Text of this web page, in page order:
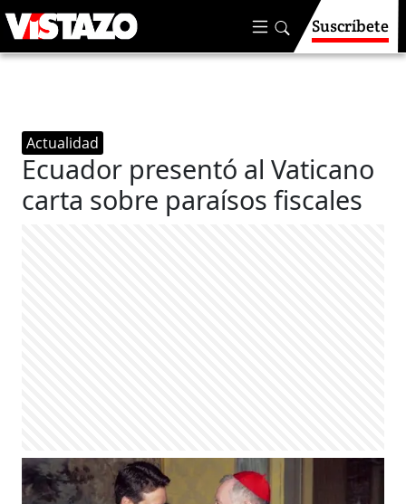
Suscríbete
Actualidad
Ecuador presentó al Vaticano
carta sobre paraísos fiscales